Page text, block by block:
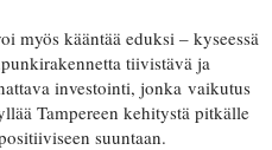
myös kääntää eduksi – kyseessä
tiivistävä ja
investointi, jonka vaikutus
Tampereen kehitystä pitkälle
suuntaan.